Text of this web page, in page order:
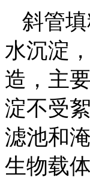
斜管
水沉淀
造，主
淀不受
滤池和
生物载体